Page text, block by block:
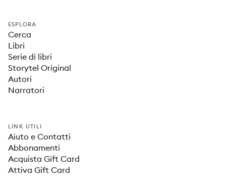
ESPLORA
Cerca
Libri
Serie di libri
Storytel Original
Autori
Narratori
LINK UTILI
Aiuto e Contatti
Abbonamenti
Acquista Gift Card
Attiva Gift Card